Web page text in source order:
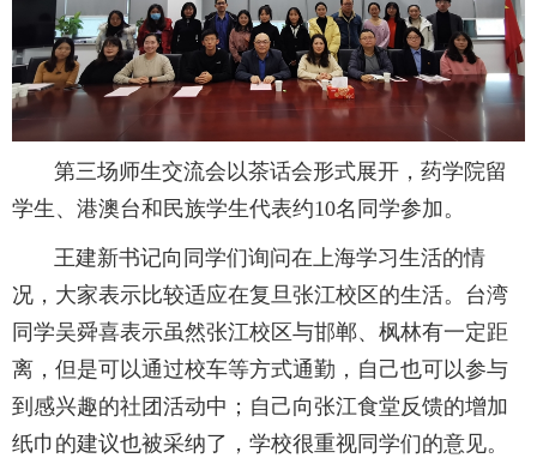
第三场师生交流会以茶话会形式展开，药学院留
学生、港澳台和民族学生代表约10名同学参加。
王建新书记向同学们询问在上海学习生活的情
况，大家表示比较适应在复旦张江校区的生活。台湾
同学吴舜喜表示虽然张江校区与邯郸、枫林有一定距
离，但是可以通过校车等方式通勤，自己也可以参与
到感兴趣的社团活动中；自己向张江食堂反馈的增加
纸巾的建议也被采纳了，学校很重视同学们的意见。